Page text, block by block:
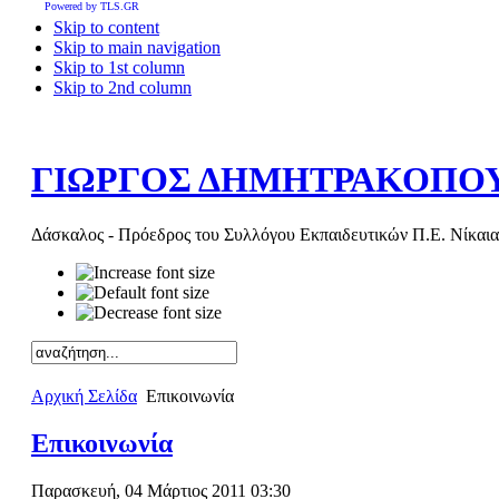
Skip to content
Skip to main navigation
Skip to 1st column
Skip to 2nd column
ΓΙΩΡΓΟΣ
Δάσκαλος - Πρόεδρος του Συλλόγου Εκπαιδευτικών Π.Ε.
Αρχική Σελίδα Επικοινωνία
Επικοινωνία
Παρασκευή, 04 Μάρτιος 2011 03:30
Powered by TLS.GR